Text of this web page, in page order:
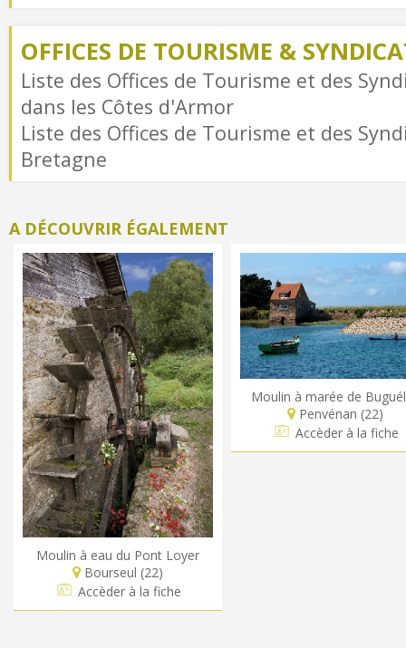
OFFICES DE TOURISME &
Liste des Offices de Tourisme et des
dans les Côtes d'Armor
Liste des Offices de Tourisme et des
Bretagne
A DÉCOUVRIR ÉGALEMENT
Moulin à eau du Pont Loyer
Bourseul (22)
Accèder à la fiche
Moulin à marée de
Penvénan (22)
Accèder à la fiche